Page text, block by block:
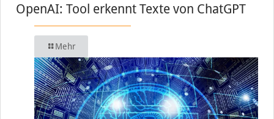
OpenAI: Tool erkennt Texte von ChatGPT
Mehr